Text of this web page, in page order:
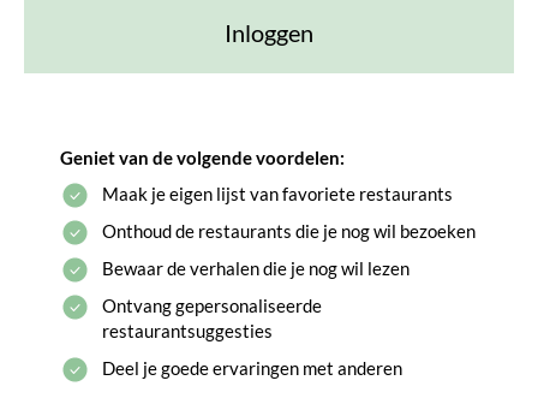
Inloggen
Geniet van de volgende voordelen:
Maak je eigen lijst van favoriete restaurants
Onthoud de restaurants die je nog wil bezoeken
Bewaar de verhalen die je nog wil lezen
Ontvang gepersonaliseerde
restaurantsuggesties
Deel je goede ervaringen met anderen